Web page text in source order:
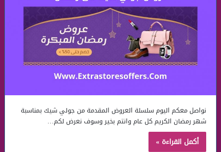
نواصل معكم اليوم سلسلة العروض المقدمة من جولي شيك بمناسبة
شهر رمضان الكريم كل عام وانتم بخير وسوف نعرض لكم…
أكمل القراءة »